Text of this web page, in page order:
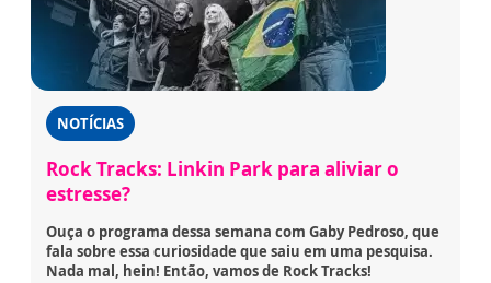
NOTÍCIAS
Rock Tracks: Linkin Park para aliviar o
estresse?
Ouça o programa dessa semana com Gaby Pedroso, que
fala sobre essa curiosidade que saiu em uma pesquisa.
Nada mal, hein! Então, vamos de Rock Tracks!